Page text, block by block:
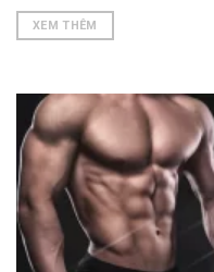
XEM THÊM